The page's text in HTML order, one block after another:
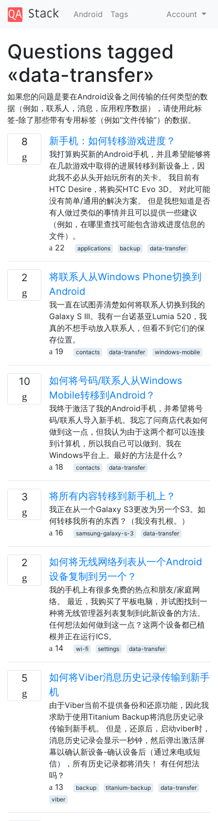
Android Tags Account
Questions tagged
«data-transfer»
如果您的问题是要在Android设备之间传输的任何类型的数
据（例如，联系人，消息，应用程序数据），请使用此标
签-除了那些带有专用标签（例如“文件传输”）的数据。
8 新手机：如何转移游戏进度？
我打算购买新的Android手机，并且希望能够将
在几款游戏中取得的进展转移到新设备上，因
此我不必从头开始玩所有的关卡。 我目前有
HTC Desire，将购买HTC Evo 3D。 对此可能
没有简单/通用的解决方案。 但是我想知道是否
有人做过类似的事情并且可以提供一些建议
（例如，在哪里查找可能包含游戏进度信息的
文件）。
22
applications backup data-transfer
2
将联系人从Windows Phone切换到
Android
我一直在试图弄清楚如何将联系人切换到我的
Galaxy S III。我有一台诺基亚Lumia 520，我
真的不想手动放入联系人，但看不到它们的保
存位置。
19
contacts data-transfer windows-mobile
10
如何将号码/联系人从Windows
Mobile转移到Android？
我终于激活了我的Android手机，并希望将号
码/联系人导入新手机。我忘了问商店代表如何
做到这一点，但我认为由于这两个都可以连接
到计算机，所以我自己可以做到。我在
Windows平台上。最好的方法是什么？
18
contacts data-transfer
3 将所有内容转移到新手机上？
我正在从一个Galaxy S3更改为另一个S3。如
何转移我所有的东西？（我没有扎根。）
16
samsung-galaxy-s-3 data-transfer
2
如何将无线网络列表从一个Android
设备复制到另一个？
我的手机上有很多免费的热点和朋友/家庭网
络。 最近，我购买了平板电脑，并试图找到一
种将无线管理器列表复制到此新设备的方法。
任何想法如何做到这一点？这两个设备都已植
根并正在运行ICS。
14
wi-fi settings data-transfer
5
如何将Viber消息历史记录传输到新手
机
由于Viber当前不提供备份和还原功能，因此我
求助于使用Titanium Backup将消息历史记录
传输到新手机。 但是，还原后，启动viber时，
消息历史记录会显示一秒钟，然后弹出激活屏
幕以确认新设备-确认设备后（通过来电或短
信），所有历史记录都将消失！ 有任何想法
吗？
13
backup titanium-backup
data-transfer
viber